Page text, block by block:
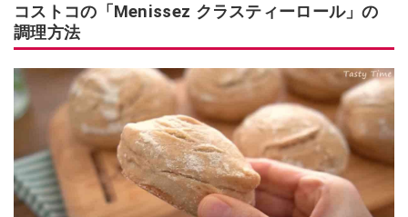
コストコの「Menissez クラスティーロール」の
調理方法